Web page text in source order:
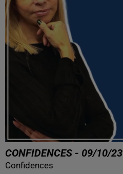
CONFIDENCES - 09/10/23
Confidences